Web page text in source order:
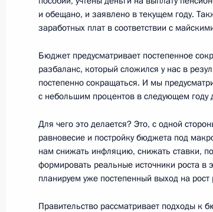
Совещание с членами
12 октября 2016 года, 18:50
Инвестиционный форум
12 октября 2016 года, 16:30
11 октября 2016 года,
и обещано, и заявлено в текущем году.
заработных плат в соответствии с
Бюджет предусматривает постепенное
разбаланс, который сложился у нас в
постепенно сокращаться. И мы
с небольшим процентов в следующем году
Для чего это делается? Это, с одной
равновесие и постройку бюджета под
нам снижать инфляцию, снижать ставки,
формировать реальные источники роста
планируем уже постепенный выход на
Правительство рассматривает подходы к